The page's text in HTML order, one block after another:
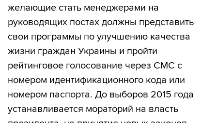
желающие стать менеджерами на
руководящих постах должны представить
свои программы по улучшению качества
жизни граждан Украины и пройти
рейтинговое голосование через СМС с
номером идентификационного кода или
номером паспорта. До выборов 2015 года
устанавливается мораторий на власть